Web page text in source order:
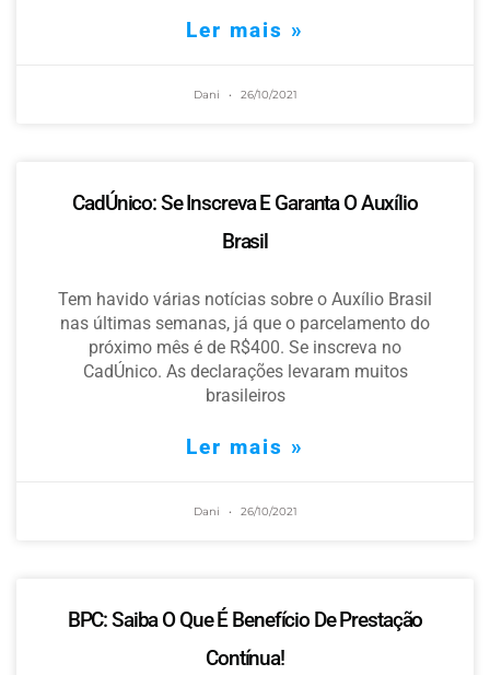
Ler mais »
Dani 26/10/2021
CadÚnico: Se Inscreva E Garanta O Auxílio
Brasil
Tem havido várias notícias sobre o Auxílio Brasil
nas últimas semanas, já que o parcelamento do
próximo mês é de R$400. Se inscreva no
CadÚnico. As declarações levaram muitos
brasileiros
Ler mais »
Dani 26/10/2021
BPC: Saiba O Que É Benefício De Prestação
Contínua!